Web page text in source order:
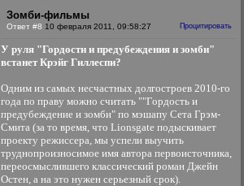
Зомби-фильмы
Ответ #8 10 февраля 2011, 09:58:27 Процитировать
У руля "Гордости и предубеждения и зомби"
встанет Крэйг Гиллеспи?
Одним из самых несчастных долгостроев 2010-го
года по праву можно считать ""Гордость и
предубеждение и зомби" по мэшапу Сета Грэм-
Смита (за то время, что Lionsgate подыскивает
проекту режиссера, мы успели выучить
труднопроизносимое имя автора первоисточника,
переосмыслившего классический роман Джейн
Остен, а на это нужен серьезный срок).